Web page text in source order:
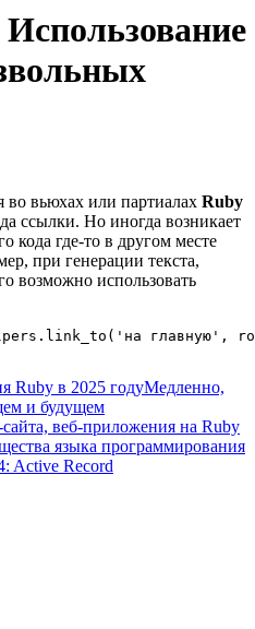
во вьюхах или партиалах Ruby
ссылки. Но иногда возникает
кода где-то в другом месте
при генерации текста,
возможно использовать
Ruby в 2025 годуМедленно,
и будущем
веб-приложения на Ruby
языка программирования
Active Record